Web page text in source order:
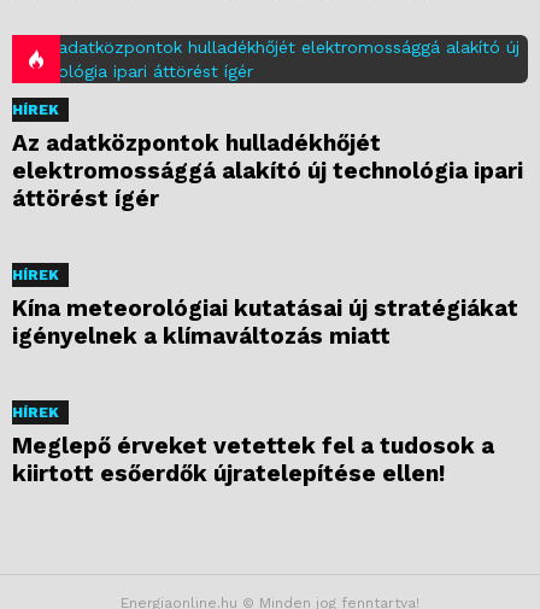
HÍREK
Az adatközpontok hulladékhőjét
elektromossággá alakító új technológia ipari
áttörést ígér
HÍREK
Kína meteorológiai kutatásai új stratégiákat
igényelnek a klímaváltozás miatt
HÍREK
Meglepő érveket vetettek fel a tudosok a
kiirtott esőerdők újratelepítése ellen!
Energiaonline.hu © Minden jog fenntartva!